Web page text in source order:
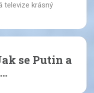
televize krásný
se Putin a